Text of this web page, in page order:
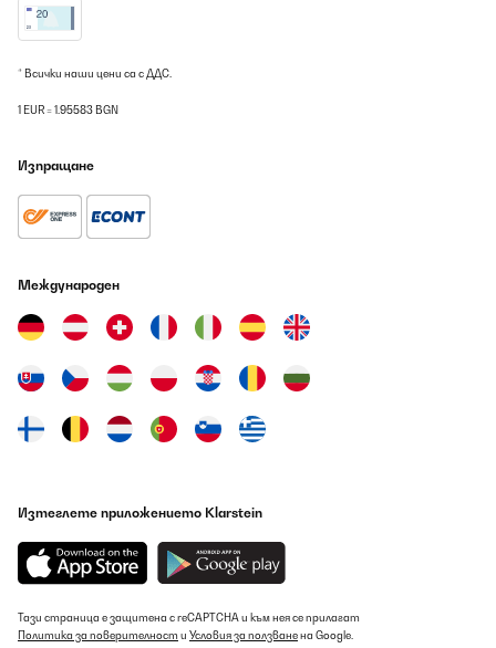
wenig frickelich aber dann ist es gut.
Amazon-Benutzer
Amazon user
Превод
Ich schreibe eigentlich nie eine Rezension, hier nun aber ein
eindeutiges Daumen hoch. Sehr gute Qualität, Schraubenlöcher
sind groß genug, kein quälen beim Zusammenbau. Ich habe
ging es wirklich völlig komplikatinslos alleine. Und ich bin
wahrlich kein Könner beim Zusammenbau. So habe ich für diesen
* Всички наши цени са с ДДС.
1 EUR = 1.95583 BGN
Изпращане
Международен
Изтеглете приложението Klarstein
Тази страница е защитена с reCAPTCHA и към нея се прилагат
Политика за поверителност и Условия за ползванена Google.